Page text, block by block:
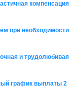
компенсация
при необходимости
и трудолюбивая
график выплаты 2